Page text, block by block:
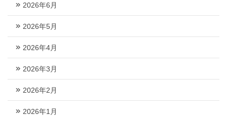
2026年6月
2026年5月
2026年4月
2026年3月
2026年2月
2026年1月